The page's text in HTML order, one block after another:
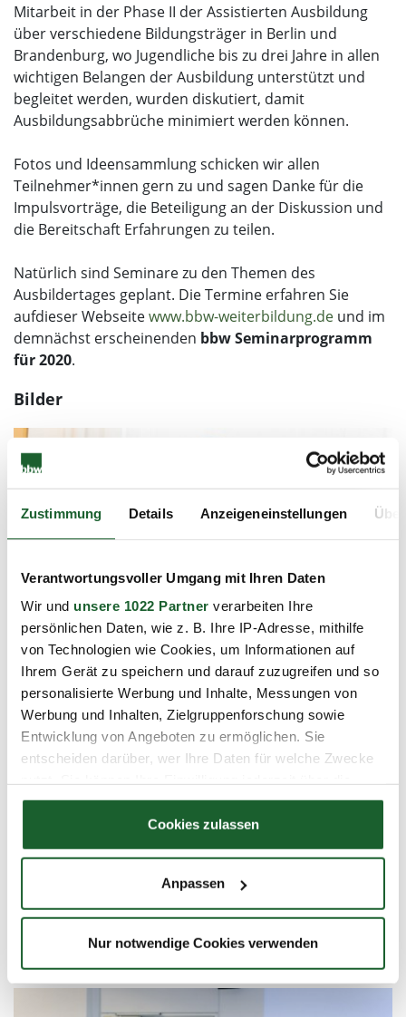
Zustimmung Details Anzeigeneinstellungen
Verantwortungsvoller Umgang mit Ihren Daten
Wir und unsere 1022 Partner verarbeiten Ihre
persönlichen Daten, wie z. B. Ihre IP-Adresse, mithilfe
von Technologien wie Cookies, um Informationen auf
Ihrem Gerät zu speichern und darauf zuzugreifen und so
personalisierte Werbung und Inhalte, Messungen von
Werbung und Inhalten, Zielgruppenforschung sowie
Entwicklung von Angeboten zu ermöglichen. Sie
entscheiden darüber, wer Ihre Daten für welche Zwecke
Cookie-Erklärung oder durch Klicken auf das Privacy
Trigger Symbol ändern oder widerrufen
Informationen über Ihre geografische Lage
erfassen, welche bis auf einige Meter genau sein
können
Cookies zulassen
Anpassen
Nur notwendige Cookies verwenden
Mitarbeit in der Phase II der Assistierten Ausbildung
über verschiedene Bildungsträger in Berlin und
Brandenburg, wo Jugendliche bis zu drei Jahre in allen
wichtigen Belangen der Ausbildung unterstützt und
begleitet werden, wurden diskutiert, damit
Ausbildungsabbrüche minimiert werden können.
Fotos und Ideensammlung schicken wir allen
Teilnehmer*innen gern zu und sagen Danke für die
Impulsvorträge, die Beteiligung an der Diskussion und
die Bereitschaft Erfahrungen zu teilen.
Natürlich sind Seminare zu den Themen des
Ausbildertages geplant. Die Termine erfahren Sie
aufdieser Webseitewww.bbw-weiterbildung.de und im
demnächst erscheinenden bbw Seminarprogramm
für 2020.
Bilder